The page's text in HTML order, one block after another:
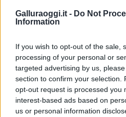
Galluraoggi.it - Do Not
Information
If you wish to opt-out of the sale,
processing of your personal or
targeted advertising by us,
section to confirm your selection.
opt-out request is processed you
interest-based ads based on
us or personal information
Come scegliere le
Vuoi rimuovere le
Puoi abbonarti asoli €
cliccandoqui